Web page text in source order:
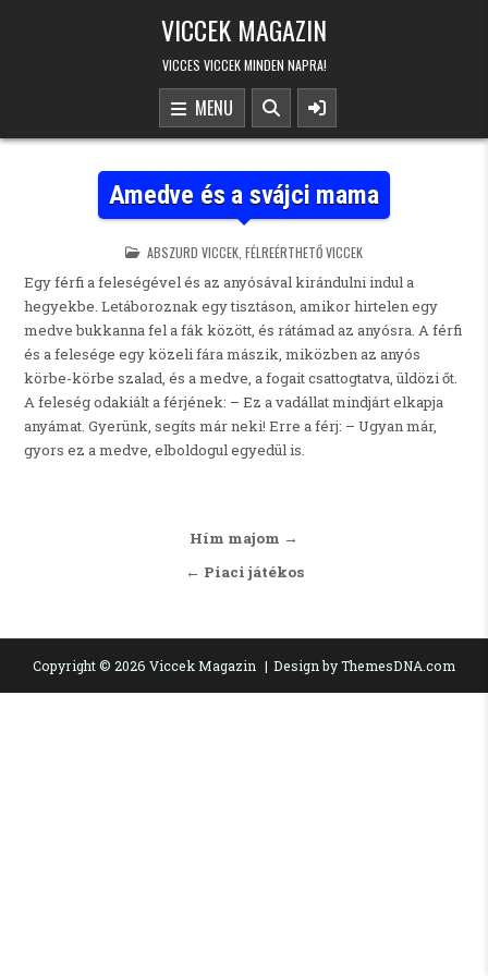
VICCEK MAGAZIN
VICCES VICCEK MINDEN NAPRA!
MENU
Amedve és a svájci mama
POSTED IN
ABSZURD VICCEK FÉLREÉRTHETŐ VICCEK
Egy férfi a feleségével és az anyósával kirándulni indul a
hegyekbe. Letáboroznak egy tisztáson, amikor hirtelen egy
medve bukkanna fel a fák között, és rátámad az anyósra. A férfi
és a felesége egy közeli fára mászik, miközben az anyós
körbe-körbe szalad, és a medve, a fogait csattogtatva, üldözi őt.
A feleség odakiált a férjének: – Ez a vadállat mindjárt elkapja
anyámat. Gyerünk, segíts már neki! Erre a férj: – Ugyan már,
gyors ez a medve, elboldogul egyedül is.
Bejegyzés navigáció
Hím majom →
← Piaci játékos
Copyright © 2026 Viccek Magazin Design by ThemesDNA.com